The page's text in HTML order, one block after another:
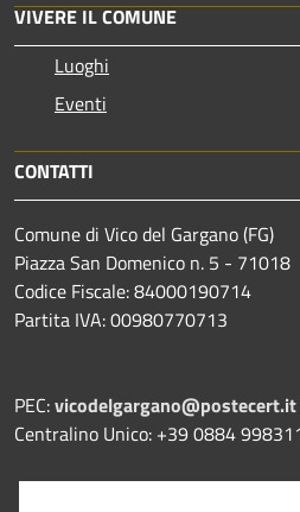
VIVERE IL COMUNE
Luoghi
Eventi
CONTATTI
Comune di Vico del Gargano (FG)
Piazza San Domenico n. 5 - 71018
Codice Fiscale: 84000190714
Partita IVA: 00980770713
PEC:vicodelgargano@postecert.it
Centralino Unico: +39 0884